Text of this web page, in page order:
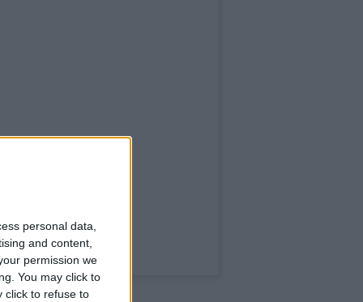
personal data,
and content,
permission we
You may click to
click to refuse to